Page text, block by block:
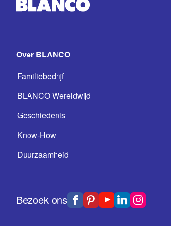
Over BLANCO
Familiebedrijf
BLANCO Wereldwijd
Geschiedenis
Know-How
Duurzaamheid
Bezoek ons